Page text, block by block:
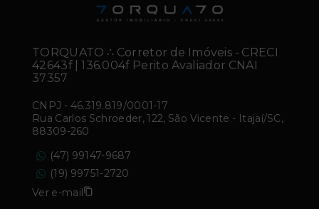
TORQUATO ∴ Corretor de Imóveis - CRECI
42643f | 136.004f Perito Avaliador CNAI
37357
CNPJ - 46.319.819/0001-17
Rua Carlos Schroeder, 122, São Vicente - Itajaí/SC,
88309-260
(47) 99147-9687
(19) 99751-2720
Ver e-mail